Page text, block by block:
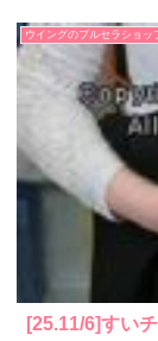
ウイングのブルセラショッ
[25.11/6]すい